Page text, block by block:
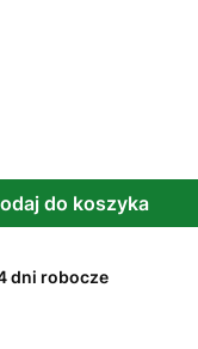
do koszyka
dni robocze